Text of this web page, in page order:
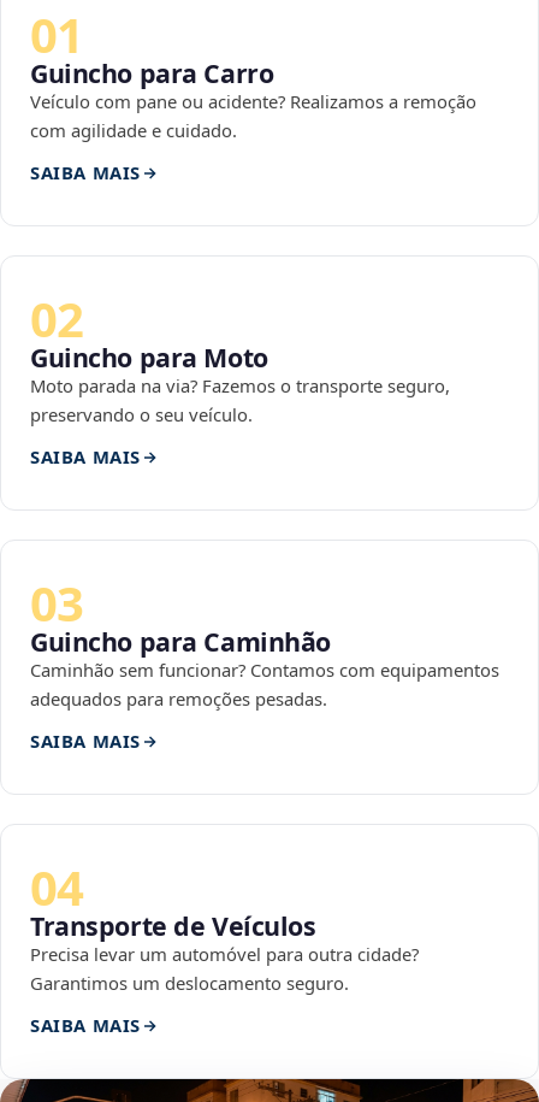
01
Guincho para Carro
Veículo com pane ou acidente? Realizamos a remoção
com agilidade e cuidado.
SAIBA MAIS
02
Guincho para Moto
Moto parada na via? Fazemos o transporte seguro,
preservando o seu veículo.
SAIBA MAIS
03
Guincho para Caminhão
Caminhão sem funcionar? Contamos com equipamentos
adequados para remoções pesadas.
SAIBA MAIS
04
Transporte de Veículos
Precisa levar um automóvel para outra cidade?
Garantimos um deslocamento seguro.
SAIBA MAIS